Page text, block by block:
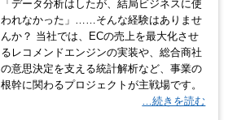
「データ分析はしたが、結局ビジネスに使
われなかった」……そんな経験はありませ
んか？ 当社では、ECの売上を最大化させ
るレコメンドエンジンの実装や、総合商社
の意思決定を支える統計解析など、事業の
根幹に関わるプロジェクトが主戦場です。
…続きを読む